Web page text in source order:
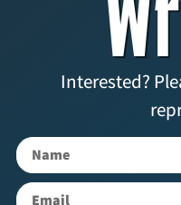
Interested?